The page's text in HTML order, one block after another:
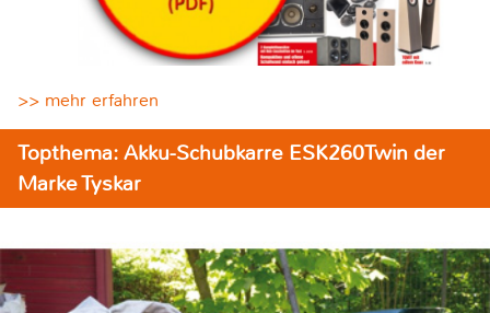
>> mehr erfahren
Topthema: Akku-Schubkarre ESK260Twin der
Marke Tyskar